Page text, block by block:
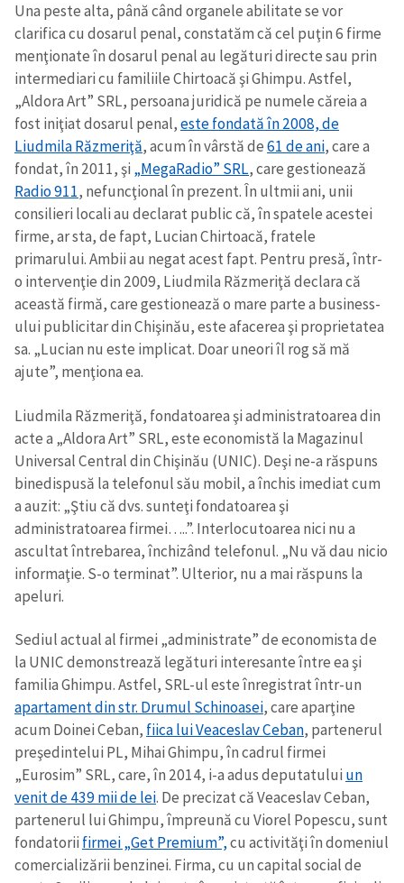
Una peste alta, până când organele abilitate se vor
clarifica cu dosarul penal, constatăm că cel puţin 6 firme
menţionate în dosarul penal au legături directe sau prin
intermediari cu familiile Chirtoacă şi Ghimpu. Astfel,
„Aldora Art” SRL, persoana juridică pe numele căreia a
fost iniţiat dosarul penal,este fondată în 2008, de
Liudmila Răzmeriţă, acum în vârstă de61 de ani, care a
fondat, în 2011, şi„MegaRadio” SRL, care gestionează
Radio 911, nefuncţional în prezent. În ultmii ani, unii
consilieri locali au declarat public că, în spatele acestei
firme, ar sta, de fapt, Lucian Chirtoacă, fratele
primarului. Ambii au negat acest fapt. Pentru presă, într-
o intervenţie din 2009, Liudmila Răzmeriţă declara că
această firmă, care gestionează o mare parte a business-
ului publicitar din Chişinău, este afacerea şi proprietatea
sa. „Lucian nu este implicat. Doar uneori îl rog să mă
ajute”, menţiona ea.
Liudmila Răzmeriţă, fondatoarea şi administratoarea din
acte a „Aldora Art” SRL, este economistă la Magazinul
Universal Central din Chişinău (UNIC). Deşi ne-a răspuns
binedispusă la telefonul său mobil, a închis imediat cum
a auzit: „Ştiu că dvs. sunteţi fondatoarea şi
administratoarea firmei…..”. Interlocutoarea nici nu a
ascultat întrebarea, închizând telefonul. „Nu vă dau nicio
informaţie. S-o terminat”. Ulterior, nu a mai răspuns la
apeluri.
Sediul actual al firmei „administrate” de economista de
la UNIC demonstrează legături interesante între ea şi
familia Ghimpu. Astfel, SRL-ul este înregistrat într-un
apartament din str. Drumul Schinoasei, care aparţine
acum Doinei Ceban, fiica lui Veaceslav Ceban, partenerul
preşedintelui PL, Mihai Ghimpu, în cadrul firmei
„Eurosim” SRL, care, în 2014, i-a adus deputatuluiun
venit de 439 mii de lei. De precizat că Veaceslav Ceban,
partenerul lui Ghimpu, împreună cu Viorel Popescu, sunt
fondatoriifirmei „Get Premium”,cu activităţi în domeniul
comercializării benzinei. Firma, cu un capital social de
ȘTIREA MEA
Titlu știre
+ Adaugă titlu
Fotografie
+ Încarcă imagine
Link media+ Link media
Mesajul știrei
+ Mesajul știrei